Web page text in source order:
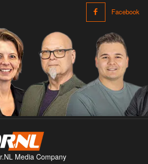
Facebook
Media Company